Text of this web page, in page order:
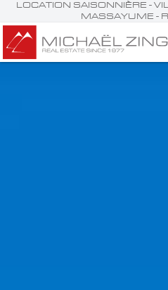
LOCATION SAISONNIÈRE -
MASSAYUME -